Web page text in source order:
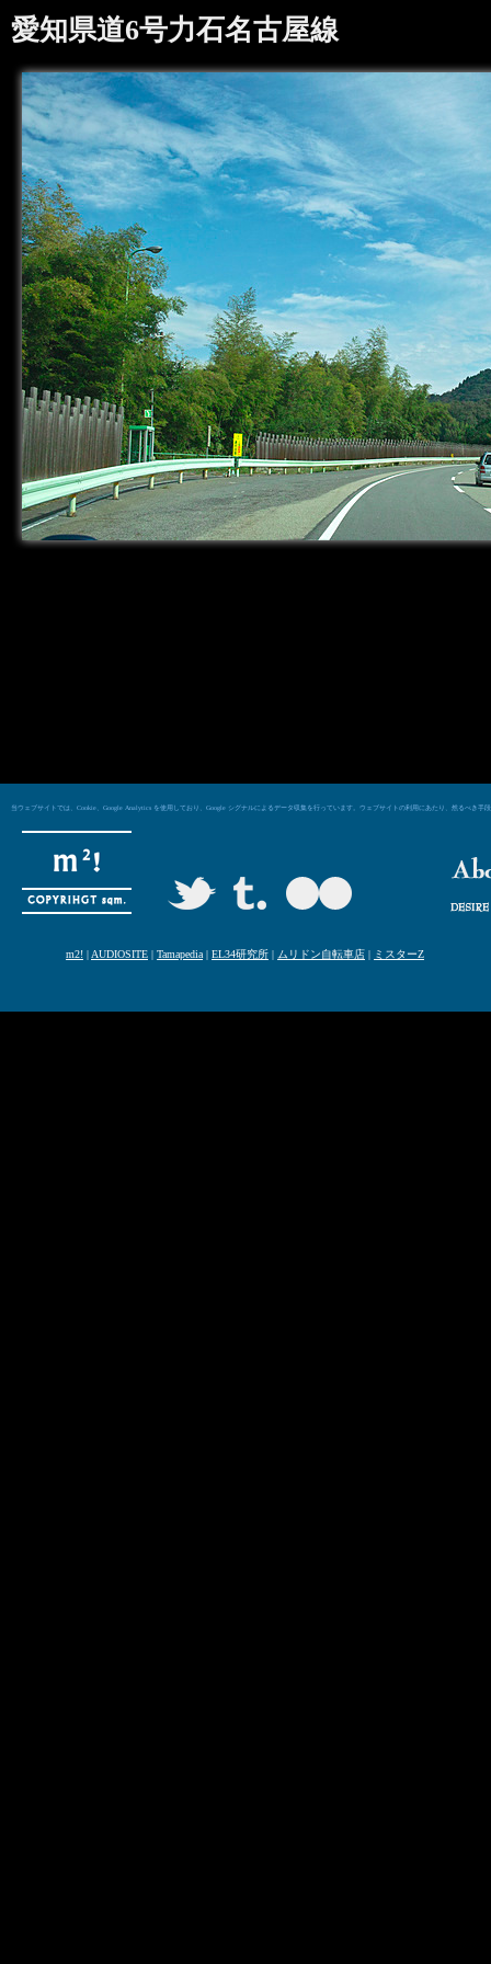
愛知県道6号力石名古屋線
当ウェブサイトでは、Cookie、Google Analytics を使用しており、Google シグナルによるデータ収集を行っています。ウェブサイトの利用にあたり、然るべき
m2! | AUDIOSITE | Tamapedia | EL34研究所 | ムリドン自転車店 | ミスターZ